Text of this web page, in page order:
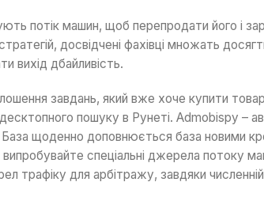
потік машин, щоб перепродати його і
досвідчені фахівці множать
вихід дбайливість.
завдань, який вже хоче купити
пошуку в Рунеті. Admobispy –
щоденно доповнюється база новими
спеціальні джерела потоку
трафіку для арбітражу, завдяки